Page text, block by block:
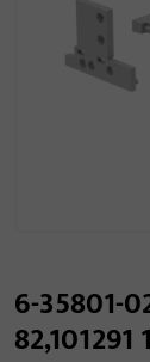
6-35801-
82,101291